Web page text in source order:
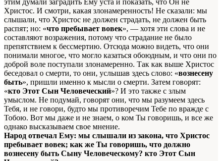
Христос. И смотри, какая злонамеренность! Не сказали: мы
слышали, что Христос не должен страдать, не должен быть
распят; но: «что пребывает вовек», — хотя эти слова и не
составляют возражения, потому что страдание не было
препятствием к бессмертию. Отсюда можно видеть, что они
понимали многое, что могло казаться обоюдным, и что они по
доброй воле поступали злонамеренно. Так как выше Христос
беседовал о смерти, то они, услышав здесь слово: «вознесену
быть», пришли именно к мысли о смерти. Затем говорят:
«кто Этот Сын Человеческий»? И это также с злым
умыслом. Не подумай, говорят они, что мы разумеем здесь
Тебя, и не говори, будто мы противоречим Тебе по вражде с
Тобою. Вот мы даже и не знаем, о ком Ты говоришь, и все же
однако высказываем свое мнение.
Народ отвечал Ему: мы слышали из закона, что Христос
пребывает вовек; как же Ты говоришь, что должно
вознесену быть Сыну Человеческому? кто Этот Сын